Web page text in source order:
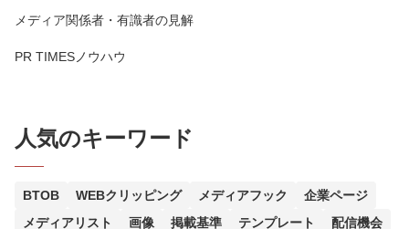
メディア関係者・有識者の見解
PR TIMESノウハウ
人気のキーワード
BTOB WEBクリッピング メディアフック
企業ページ
メディアリスト
画像 掲載基準 テンプレート
配信機会